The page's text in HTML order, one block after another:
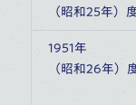
（昭和25年）
1951年
（昭和26年）